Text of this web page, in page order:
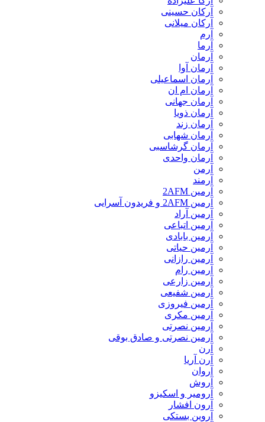
آرکان حسینی
آرکان میلانی
آرم
آرما
آرمان
آرمان آوا
آرمان اسماعیلی
آرمان ام ان
آرمان جهانی
آرمان ذویا
آرمان زند
آرمان شهابی
آرمان گرشاسبی
آرمان واحدی
آرمن
آرمند
آرمین 2AFM
آرمین 2AFM و فریدون آسرایی
آرمین آراد
آرمین اتباعی
آرمین بابادی
آرمین حیاتی
آرمین رازانی
آرمین رام
آرمین زارعی
آرمین شفیعی
آرمین فیروزی
آرمین مکری
آرمین نصرتی
آرمین نصرتی و صادق بوقی
آرن
آرن آریا
آروان
آروش
آرومیر و اسکیزو
آرون افشار
آروین بستکی